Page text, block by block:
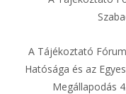
A Tájékoztató
Hatósága és az
Megállapodás